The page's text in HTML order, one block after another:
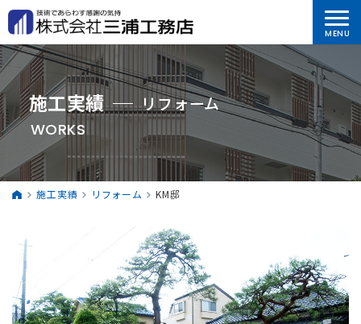
施工実績 リフォーム
WORKS
施工実績 リフォーム KM邸